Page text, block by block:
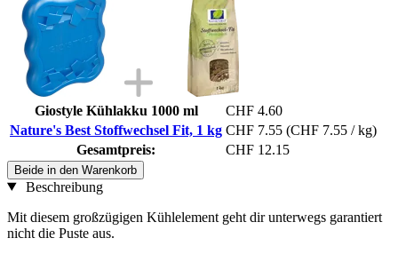
Giostyle Kühlakku 1000 ml
CHF 4.60
Nature's Best Stoffwechsel Fit, 1 kg CHF 7.55 (CHF 7.55 / kg)
Gesamtpreis:
CHF 12.15
Beide in den Warenkorb
Beschreibung
Mit diesem großzügigen Kühlelement geht dir unterwegs garantiert
nicht die Puste aus.